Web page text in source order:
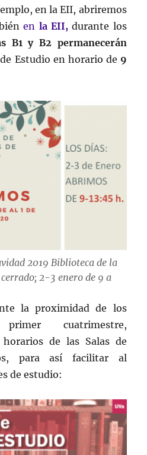
en la EII, abriremos
en la EII,durante los
B1 y B2 permanecerán
Estudio en horario de 9
2019 Biblioteca de la
2-3 enero de 9 a
la proximidad de los
cuatrimestre,
de las Salas de
para así facilitar al
de estudio: